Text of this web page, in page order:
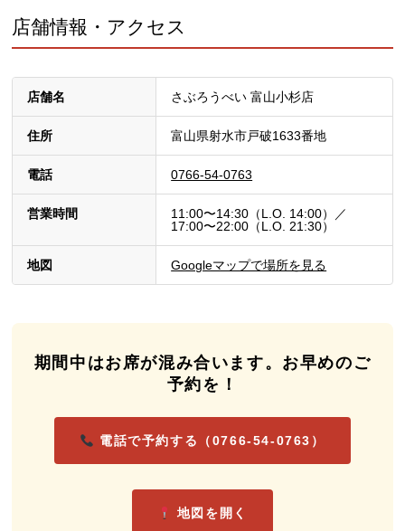
店舗情報・アクセス
店舗名 さぶろうべい 富山小杉店
住所 富山県射水市戸破1633番地
電話 0766-54-0763
営業時間
11:00〜14:30（L.O. 14:00）／
17:00〜22:00（L.O. 21:30）
地図 Googleマップで場所を見る
期間中はお席が混み合います。お早めのご
予約を！
電話で予約する（0766-54-0763）
地図を開く